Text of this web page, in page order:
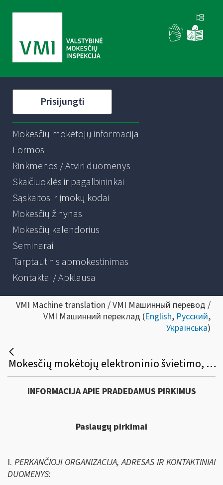
Prisijungti
Mokesčių mokėtojų informacija
Formos
Rinkmenos / Atviri duomenys
Skaičiuoklės ir pagalbininkai
Sąskaitos ir įmokų kodai
Mokesčių žinynas
Mokesčių kalendorius
Seminarai
Tarptautinis apmokestinimas
Kontaktai / Apklausa
VMI Machine translation / VMI Машинный перевод /
VMI Машинний переклад (English, Русский,
Українська)
Mokesčių mokėtojų elektroninio švietimo, konsultavimo ir informavimo paslaugų sistemos (ESKIS) priežiūros paslaugų viešasis pirkimas
INFORMACIJA APIE PRADEDAMUS PIRKIMUS
Paslaugų pirkimai
I. PERKANČIOJI ORGANIZACIJA, ADRESAS IR KONTAKTINIAI
DUOMENYS: